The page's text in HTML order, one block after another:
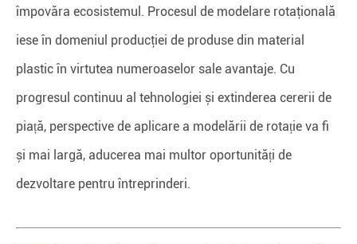
împovăra ecosistemul. Procesul de modelare rotaţională
iese în domeniul producţiei de produse din material
plastic în virtutea numeroaselor sale avantaje. Cu
progresul continuu al tehnologiei și extinderea cererii de
piață, perspective de aplicare a modelării de rotație va fi
și mai largă, aducerea mai multor oportunități de
dezvoltare pentru întreprinderi.